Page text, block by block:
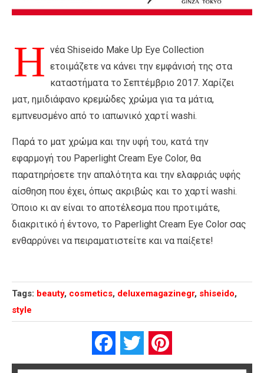
Η νέα Shiseido Make Up Eye Collection
ετοιμάζετε να κάνει την εμφάνισή της στα
καταστήματα το Σεπτέμβριο 2017. Χαρίζει
ματ, ημιδιάφανο κρεμώδες χρώμα για τα μάτια,
εμπνευσμένο από το ιαπωνικό χαρτί washi.
Παρά το ματ χρώμα και την υφή του, κατά την
εφαρμογή του Paperlight Cream Eye Color, θα
παρατηρήσετε την απαλότητα και την ελαφριάς υφής
αίσθηση που έχει, όπως ακριβώς και το χαρτί washi.
Όποιο κι αν είναι το αποτέλεσμα που προτιμάτε,
διακριτικό ή έντονο, το Paperlight Cream Eye Color σας
ενθαρρύνει να πειραματιστείτε και να παίξετε!
Tags: beauty, cosmetics, deluxemagazinegr, shiseido,
style
FacebookTwitter